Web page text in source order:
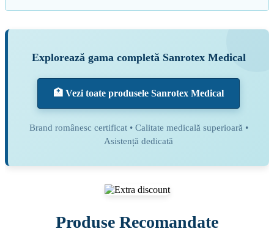
Explorează gama completă Sanrotex Medical
🏥 Vezi toate produsele Sanrotex Medical
Brand românesc certificat • Calitate medicală superioară •
Asistență dedicată
Produse Recomandate